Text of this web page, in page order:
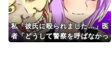
私「彼氏に殴られました…」医
者「どうして警察を呼ばなかっ